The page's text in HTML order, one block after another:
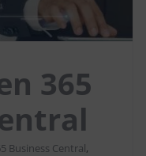
365
Business Central,